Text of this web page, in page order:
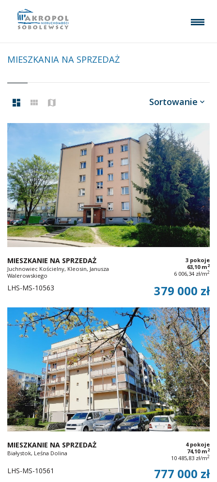
MIESZKANIA NA SPRZEDAŻ
Sortowanie
MIESZKANIE NA SPRZEDAŻ
Juchnowiec Kościelny, Kleosin, Janusza
Walerowskiego
3 pokoje
63,10 m2
6 006,34 zł/m2
LHS-MS-10563 379 000 zł
MIESZKANIE NA SPRZEDAŻ
Białystok, Leśna Dolina
4 pokoje
74,10 m2
10 485,83 zł/m2
LHS-MS-10561 777 000 zł